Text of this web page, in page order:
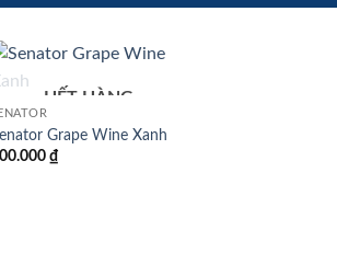
HẾT HÀNG
Grape Wine Xanh
₫